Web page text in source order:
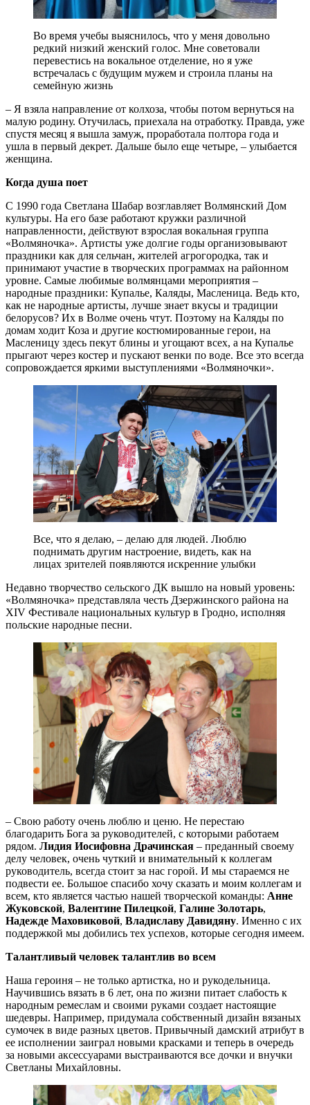
Во время учебы выяснилось, что у меня довольно
редкий низкий женский голос. Мне советовали
перевестись на вокальное отделение, но я уже
встречалась с будущим мужем и строила планы на
семейную жизнь
– Я взяла направление от колхоза, чтобы потом вернуться на
малую родину. Отучилась, приехала на отработку. Правда, уже
спустя месяц я вышла замуж, проработала полтора года и
ушла в первый декрет. Дальше было еще четыре, – улыбается
женщина.
Когда душа поет
С 1990 года Светлана Шабар возглавляет Волмянский Дом
культуры. На его базе работают кружки различной
направленности, действуют взрослая вокальная группа
«Волмяночка». Артисты уже долгие годы организовывают
праздники как для сельчан, жителей агрогородка, так и
принимают участие в творческих программах на районном
уровне. Самые любимые волмянцами мероприятия –
народные праздники: Купалье, Каляды, Масленица. Ведь кто,
как не народные артисты, лучше знает вкусы и традиции
белорусов? Их в Волме очень чтут. Поэтому на Каляды по
домам ходит Коза и другие костюмированные герои, на
Масленицу здесь пекут блины и угощают всех, а на Купалье
прыгают через костер и пускают венки по воде. Все это всегда
сопровождается яркими выступлениями «Волмяночки».
Все, что я делаю, – делаю для людей. Люблю
поднимать другим настроение, видеть, как на
лицах зрителей появляются искренние улыбки
Недавно творчество сельского ДК вышло на новый уровень:
«Волмяночка» представляла честь Дзержинского района на
XIV Фестивале национальных культур в Гродно, исполняя
польские народные песни.
– Свою работу очень люблю и ценю. Не перестаю
благодарить Бога за руководителей, с которыми работаем
рядом. Лидия Иосифовна Драчинская – преданный своему
делу человек, очень чуткий и внимательный к коллегам
руководитель, всегда стоит за нас горой. И мы стараемся не
подвести ее. Большое спасибо хочу сказать и моим коллегам и
всем, кто является частью нашей творческой команды: Анне
Жуковской, Валентине Пилецкой, Галине Золотарь,
Надежде Маховиковой, Владиславу Давидяну. Именно с их
поддержкой мы добились тех успехов, которые сегодня имеем.
Талантливый человек талантлив во всем
Наша героиня – не только артистка, но и рукодельница.
Научившись вязать в 6 лет, она по жизни питает слабость к
народным ремеслам и своими руками создает настоящие
шедевры. Например, придумала собственный дизайн вязаных
сумочек в виде разных цветов. Привычный дамский атрибут в
ее исполнении заиграл новыми красками и теперь в очередь
за новыми аксессуарами выстраиваются все дочки и внучки
Светланы Михайловны.